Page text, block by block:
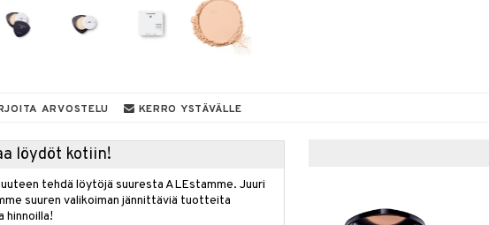
ARVOSTELU KERRO YSTÄVÄLLE
löydöt kotiin!
tehdä löytöjä suuresta ALEstamme. Juuri
suuren valikoiman jännittäviä tuotteita
hinnoilla!